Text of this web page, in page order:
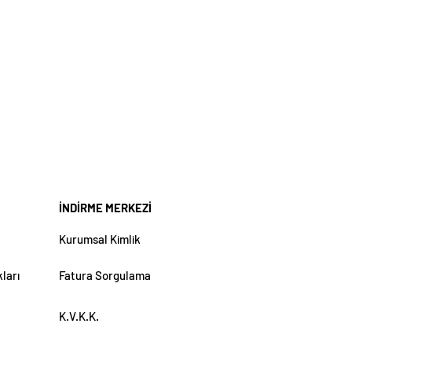
İNDİRME MERKEZİ
Kurumsal Kimlik
Fatura Sorgulama
K.V.K.K.